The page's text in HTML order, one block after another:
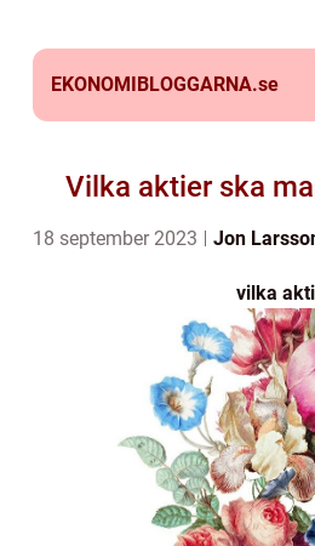
EKONOMIBLOGGARNA.se
Vilka aktier ska
18 september 2023 Jon
vilka